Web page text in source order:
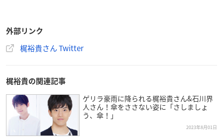
外部リンク
梶裕貴さん Twitter
梶裕貴の関連記事
ゲリラ豪雨に降られる梶裕貴さん&石川界
人さん！傘をささない姿に「さしましょ
う、傘！」
2023年8月01日